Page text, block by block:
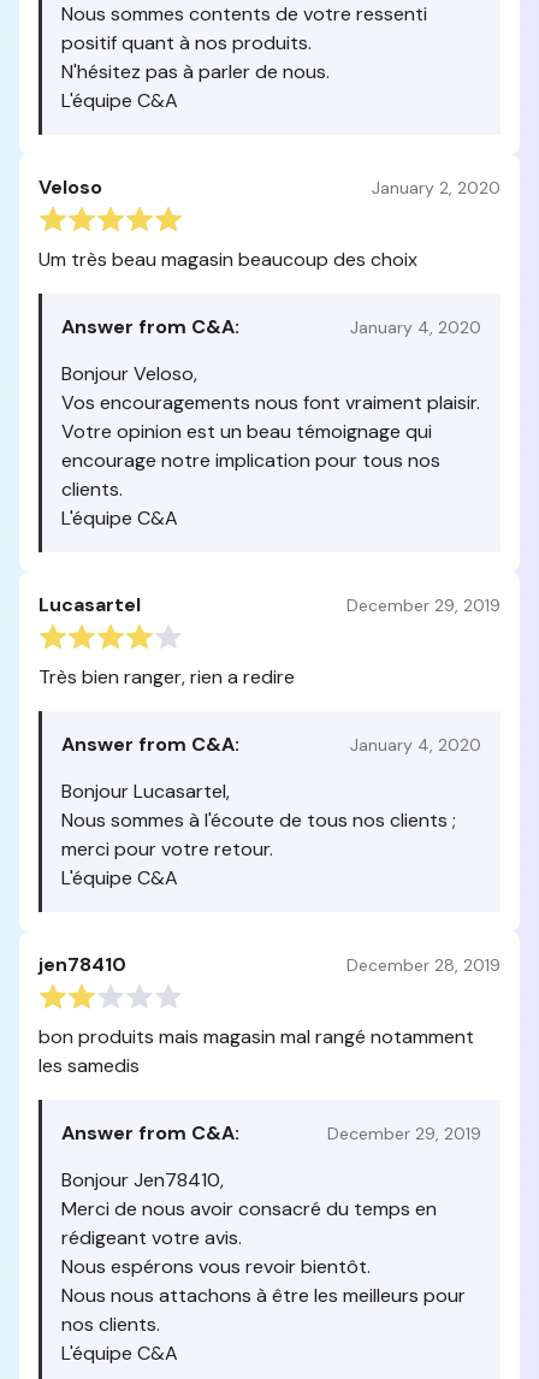
Nous sommes contents de votre ressenti
positif quant à nos produits.
N'hésitez pas à parler de nous.
L'équipe C&A
Veloso January 2, 2020
Um très beau magasin beaucoup des choix
Answer from C&A: January 4, 2020
Bonjour Veloso,
Vos encouragements nous font vraiment plaisir.
Votre opinion est un beau témoignage qui
encourage notre implication pour tous nos
clients.
L'équipe C&A
Lucasartel December 29, 2019
Très bien ranger, rien a redire
Answer from C&A: January 4, 2020
Bonjour Lucasartel,
Nous sommes à l'écoute de tous nos clients ;
merci pour votre retour.
L'équipe C&A
jen78410 December 28, 2019
bon produits mais magasin mal rangé notamment
les samedis
Answer from C&A: December 29, 2019
Bonjour Jen78410,
Merci de nous avoir consacré du temps en
rédigeant votre avis.
Nous espérons vous revoir bientôt.
Nous nous attachons à être les meilleurs pour
nos clients.
L'équipe C&A